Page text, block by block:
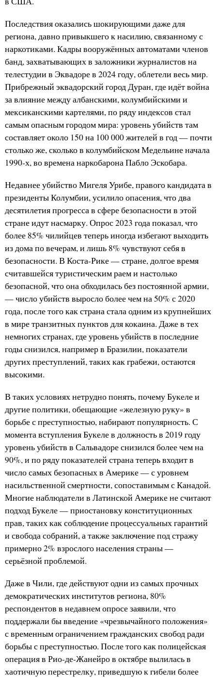
Последствия оказались шокирующими даже для
региона, давно привыкшего к насилию, связанному с
наркотиками. Кадры вооружённых автоматами членов
банд, захватывающих в заложники журналистов на
телестудии в Эквадоре в 2024 году, облетели весь мир.
Прибрежный эквадорский город Дуран, где идёт война
за влияние между албанскими, колумбийскими и
мексиканскими картелями, по ряду индексов стал
самым опасным городом мира: уровень убийств там
составляет около 150 на 100 000 жителей в год — почти
столько же, сколько в колумбийском Медельине начала
1990-х, во времена наркобарона Пабло Эскобара.
Недавнее убийство Мигеля Урибе, правого кандидата в
президенты Колумбии, усилило опасения, что два
десятилетия прогресса в сфере безопасности в этой
стране идут насмарку. Опрос 2023 года показал, что
более 85% чилийцев теперь иногда избегают выходить
из дома по вечерам, и лишь 8% чувствуют себя в
безопасности. В Коста-Рике — стране, долгое время
считавшейся туристическим раем и настолько
безопасной, что она обходилась без постоянной армии,
— число убийств выросло более чем на 50% с 2020
года, после того как страна стала одним из крупнейших
в мире транзитных пунктов для кокаина. Даже в тех
немногих странах, где уровень убийств в последние
годы снизился, например в Бразилии, показатели
других преступлений, таких как грабежи, остаются
высокими.
В таких условиях нетрудно понять, почему Букеле и
другие политики, обещающие «железную руку» в
борьбе с преступностью, набирают популярность. С
момента вступления Букеле в должность в 2019 году
уровень убийств в Сальвадоре снизился более чем на
90%, и по ряду показателей страна теперь входит в
число самых безопасных в Америке — с уровнем
насильственной смертности, сопоставимым с Канадой.
Многие наблюдатели в Латинской Америке не считают
подход Букеле — приостановку конституционных
прав, таких как соблюдение процессуальных гарантий
и свобода собраний, а также заключение под стражу
примерно 2% взрослого населения страны —
серьёзной проблемой.
Даже в Чили, где действуют одни из самых прочных
демократических институтов региона, 80%
респондентов в недавнем опросе заявили, что
поддержали бы введение «чрезвычайного положения»
с временным ограничением гражданских свобод ради
борьбы с преступностью. После того как полицейская
операция в Рио-де-Жанейро в октябре вылилась в
хаотичную перестрелку, приведшую к гибели более